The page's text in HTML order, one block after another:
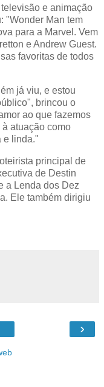
e animação
"Wonder Man tem
para a Marvel. Vem
e Andrew Guest.
favoritas de todos
já viu, e estou
brincou o
ao que fazemos
atuação como
e linda."
principal de
de Destin
a Lenda dos Dez
Ele também dirigiu
›